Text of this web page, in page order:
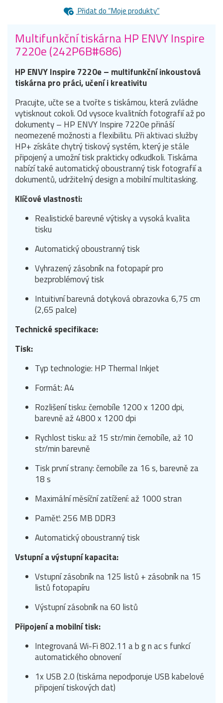
Přidat do “Moje produkty”
Multifunkční tiskárna HP ENVY Inspire
7220e (242P6B#686)
HP ENVY Inspire 7220e – multifunkční inkoustová
tiskárna pro práci, učení i kreativitu
Pracujte, učte se a tvořte s tiskárnou, která zvládne
vytisknout cokoli. Od vysoce kvalitních fotografií až po
dokumenty – HP ENVY Inspire 7220e přináší
neomezené možnosti a flexibilitu. Při aktivaci služby
HP+ získáte chytrý tiskový systém, který je stále
připojený a umožní tisk prakticky odkudkoli. Tiskárna
nabízí také automatický oboustranný tisk fotografií a
dokumentů, udržitelný design a mobilní multitasking.
Klíčové vlastnosti:
Realistické barevné výtisky a vysoká kvalita
tisku
Automatický oboustranný tisk
Vyhrazený zásobník na fotopapír pro
bezproblémový tisk
Intuitivní barevná dotyková obrazovka 6,75 cm
(2,65 palce)
Technické specifikace:
Tisk:
Typ technologie: HP Thermal Inkjet
Formát: A4
Rozlišení tisku: černobíle 1200 x 1200 dpi,
barevně až 4800 x 1200 dpi
Rychlost tisku: až 15 str/min černobíle, až 10
str/min barevně
Tisk první strany: černobíle za 16 s, barevně za
18 s
Maximální měsíční zatížení: až 1000 stran
Paměť: 256 MB DDR3
Automatický oboustranný tisk
Vstupní a výstupní kapacita:
Vstupní zásobník na 125 listů + zásobník na 15
listů fotopapíru
Výstupní zásobník na 60 listů
Připojení a mobilní tisk:
Integrovaná Wi-Fi 802.11 a b g n ac s funkcí
automatického obnovení
1x USB 2.0 (tiskárna nepodporuje USB kabelové
připojení tiskových dat)